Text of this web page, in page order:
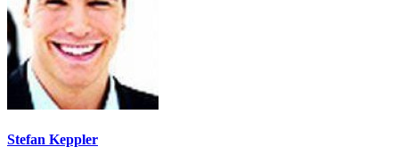
Stefan Keppler